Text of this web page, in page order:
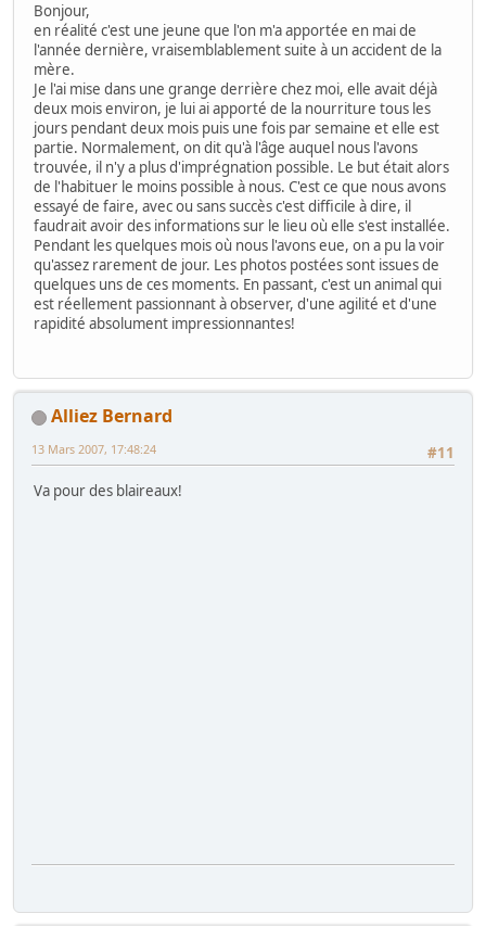
Bonjour,
en réalité c'est une jeune que l'on m'a apportée en mai de
l'année dernière, vraisemblablement suite à un accident de la
mère.
Je l'ai mise dans une grange derrière chez moi, elle avait déjà
deux mois environ, je lui ai apporté de la nourriture tous les
jours pendant deux mois puis une fois par semaine et elle est
partie. Normalement, on dit qu'à l'âge auquel nous l'avons
trouvée, il n'y a plus d'imprégnation possible. Le but était alors
de l'habituer le moins possible à nous. C'est ce que nous avons
essayé de faire, avec ou sans succès c'est difficile à dire, il
faudrait avoir des informations sur le lieu où elle s'est installée.
Pendant les quelques mois où nous l'avons eue, on a pu la voir
qu'assez rarement de jour. Les photos postées sont issues de
quelques uns de ces moments. En passant, c'est un animal qui
est réellement passionnant à observer, d'une agilité et d'une
rapidité absolument impressionnantes!
Alliez Bernard
#11
13 Mars 2007, 17:48:24
Va pour des blaireaux!